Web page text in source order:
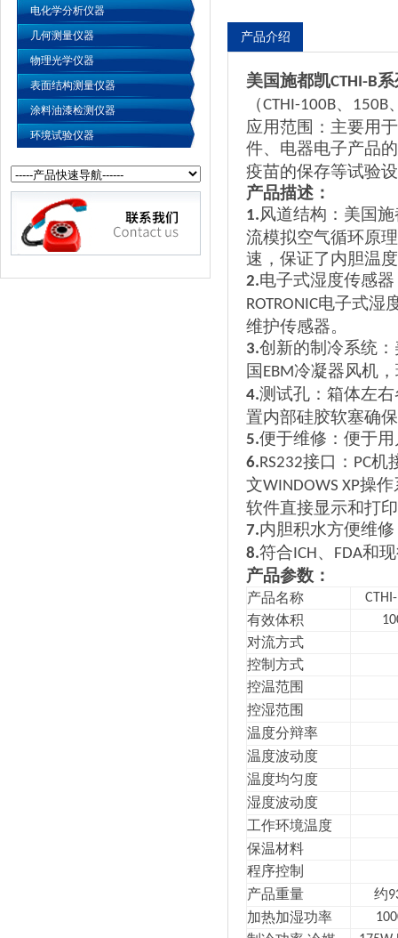
电化学分析仪器
几何测量仪器
物理光学仪器
表面结构测量仪器
涂料油漆检测仪器
环境试验仪器
产品介绍
美国施都凯CTHI-B
（CTHI-100B、 150B
应用范围：主要用
件、 电器电子产品
疫苗的保存等试验
产品描述：
1.风道结构 ：美国
流模拟空气循环原理
速 ， 保证了内胆温
2.电子式湿度传感器
ROTRONIC电子式湿
维护传感器。
3.创新的制冷系统
国 EBM冷凝器风机 ，
4.测试孔 ： 箱体左
置内部硅胶软塞确
5.便于维修 ： 便于
6.RS232接口： PC机
文WINDOWS XP操作
软件直接显示和打
7.内胆积水方便维修
8.符合ICH、 FDA和
产品参数：
产品名称
有效体积
对流方式
控制方式
控温范围
控湿范围
温度分辩率
温度波动度
温度均匀度
湿度波动度
工作环境温度
保温材料
程序控制
产品重量
约
加热加湿功率